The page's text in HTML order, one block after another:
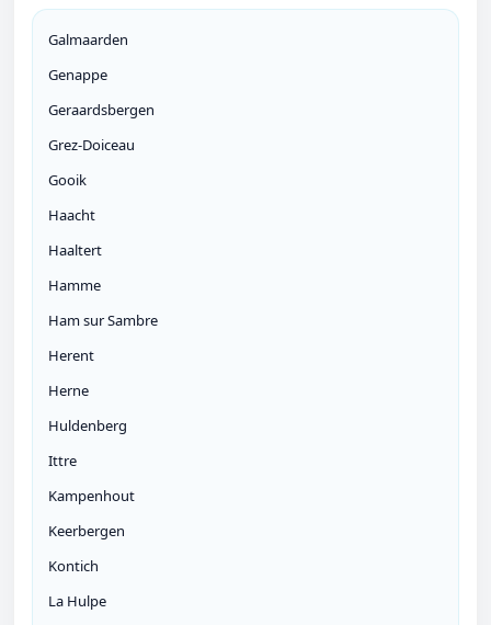
Galmaarden
Genappe
Geraardsbergen
Grez-Doiceau
Gooik
Haacht
Haaltert
Hamme
Ham sur Sambre
Herent
Herne
Huldenberg
Ittre
Kampenhout
Keerbergen
Kontich
La Hulpe